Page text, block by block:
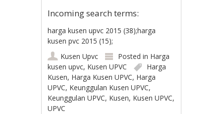
Incoming search terms:
harga kusen upvc 2015 (38);harga
kusen pvc 2015 (15);
Kusen Upvc
Posted in Harga
kusen upvc, Kusen UPVC
Harga
Kusen, Harga Kusen UPVC, Harga
UPVC, Keunggulan Kusen UPVC,
Keunggulan UPVC, Kusen, Kusen UPVC,
UPVC